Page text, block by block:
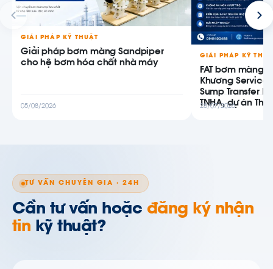
GIẢI PHÁP KỸ THUẬT
Giải pháp bơm màng Sandpiper
cho hệ bơm hóa chất nhà máy
05/08/2026
GIẢI PHÁP KỸ
FAT bơm màng
Khương
Sump Transfer
TNHA, dự án
28/07/2026
TƯ VẤN CHUYÊN GIA · 24H
Cần tư vấn hoặc đăng ký nhận
tin kỹ thuật?